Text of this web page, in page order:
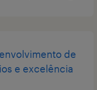
de
e excelência